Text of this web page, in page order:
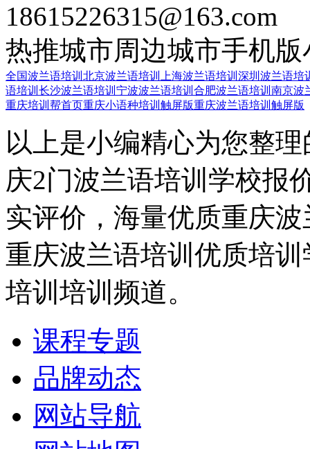
18615226315@163.com
热推城市周边城市手机版
全国波兰语培训 北京波兰语培训 上海波兰语培训 深圳波兰语培
语培训 长沙波兰语培训 宁波波兰语培训 合肥波兰语培训 南京波
重庆培训帮首页重庆小语种培训触屏版重庆波兰语培训触屏版
以上是小编精心为您整
庆2门波兰语培训学校报
实评价，海量优质重庆
重庆波兰语培训优质培
培训培训频道。
课程专题
品牌动态
网站导航